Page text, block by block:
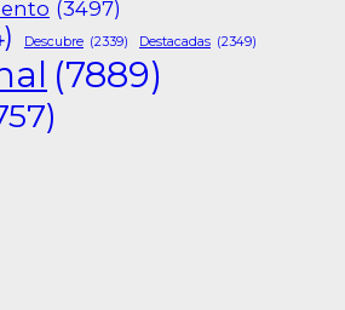
(3497)
Descubre (2339) Destacadas (2349)
(7889)